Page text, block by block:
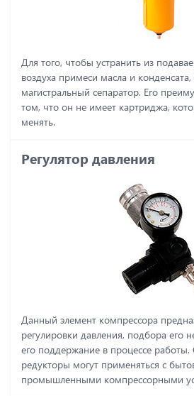
Для того, чтобы устранить из
воздуха примеси масла и
магистральный сепаратор. Его
том, что он не имеет картриджа,
менять.
Регулятор давления
Данный элемент компрессора
регулировки давления, подбора его
его поддержание в процессе
редукторы могут применяться с
промышленными компрессорными